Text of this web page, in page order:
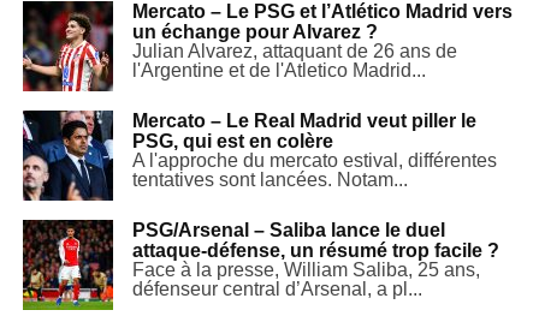
Mercato – Le PSG et l’Atlético Madrid vers
un échange pour Alvarez ?
Julian Alvarez, attaquant de 26 ans de
l'Argentine et de l'Atletico Madrid...
Mercato – Le Real Madrid veut piller le
PSG, qui est en colère
A l'approche du mercato estival, différentes
tentatives sont lancées. Notam...
PSG/Arsenal – Saliba lance le duel
attaque-défense, un résumé trop facile ?
Face à la presse, William Saliba, 25 ans,
défenseur central d’Arsenal, a pl...